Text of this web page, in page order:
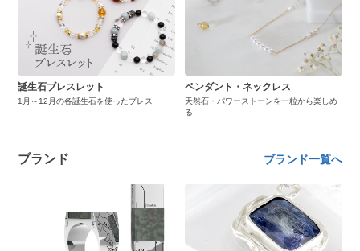
誕生石ブレスレット
1月～12月の各誕生石を使ったブレス
ペンダント・ネックレス
天然石・パワーストーンを一粒から楽しめ
る
ブランド ブランド一覧へ